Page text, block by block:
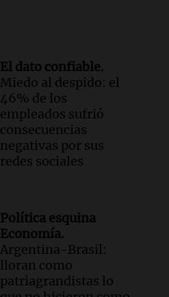
El dato confiable.
Miedo al despido: el
46% de los
empleados sufrió
consecuencias
negativas por sus
redes sociales
Política esquina
Economía.
Argentina-Brasil:
lloran como
patriagrandistas lo